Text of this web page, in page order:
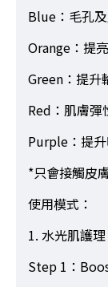
Blue：毛孔
Orange：提亮
Green：提升
Red：肌膚彈
Purple：提
*只會接觸皮
使用模式：
1. 水光肌護理
Step 1：